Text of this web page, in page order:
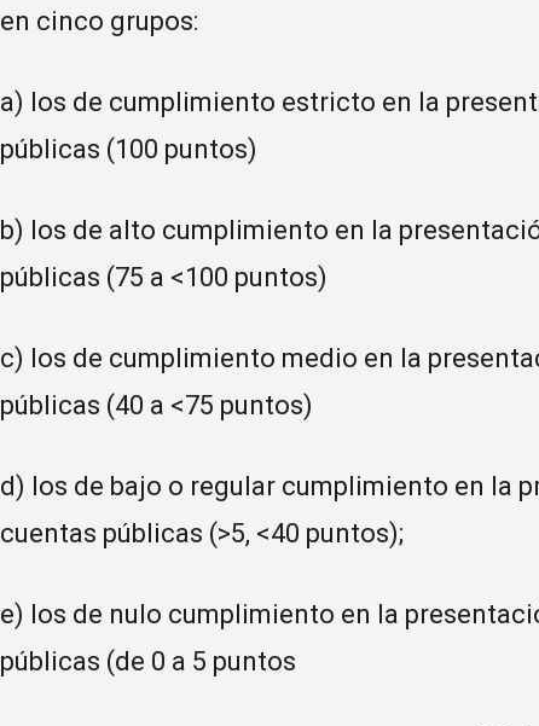
en cinco grupos:
a) los de cumplimiento estricto en la
públicas (100 puntos)
b) los de alto cumplimiento en la
públicas (75 a <100 puntos)
c) los de cumplimiento medio en la
públicas (40 a <75 puntos)
d) los de bajo o regular cumplimiento en la
cuentas públicas (>5, <40 puntos);
e) los de nulo cumplimiento en la
públicas (de 0 a 5 puntos